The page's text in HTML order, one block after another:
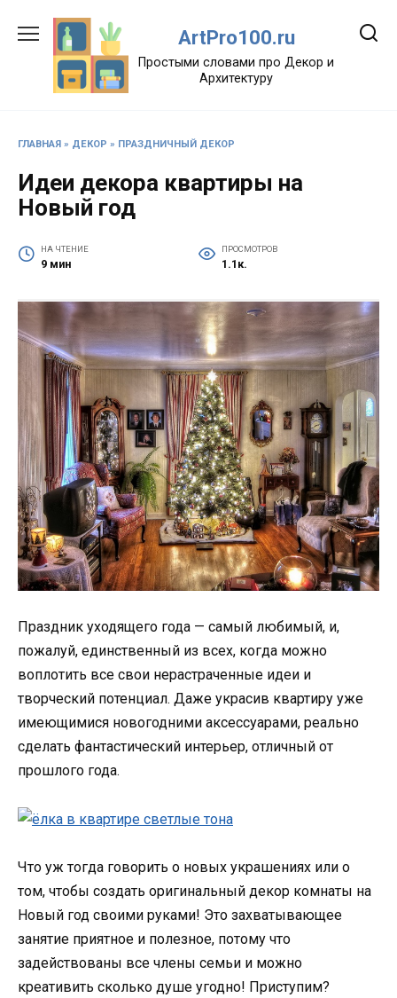
содержанию
ArtPro100.ru
Простыми словами про Декор и
Архитектуру
ГЛАВНАЯ » ДЕКОР » ПРАЗДНИЧНЫЙ ДЕКОР
Идеи декора квартиры на
Новый год
НА ЧТЕНИЕ
9 мин
ПРОСМОТРОВ
1.1к.
Праздник уходящего года — самый любимый, и,
пожалуй, единственный из всех, когда можно
воплотить все свои нерастраченные идеи и
творческий потенциал. Даже украсив квартиру уже
имеющимися новогодними аксессуарами, реально
сделать фантастический интерьер, отличный от
прошлого года.
Что уж тогда говорить о новых украшениях или о
том, чтобы создать оригинальный декор комнаты на
Новый год своими руками! Это захватывающее
занятие приятное и полезное, потому что
задействованы все члены семьи и можно
креативить сколько душе угодно! Приступим?